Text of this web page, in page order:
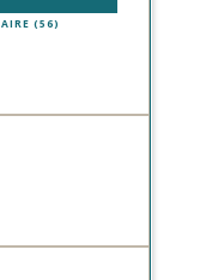
(56)